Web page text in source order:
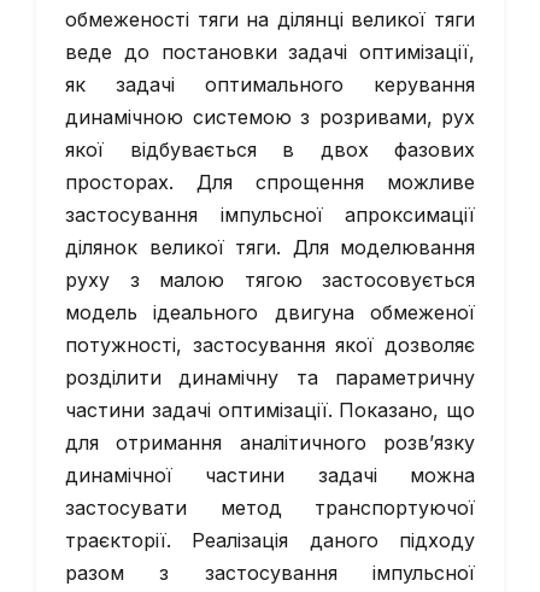
обмеженості тяги на ділянці великої тяги
веде до постановки задачі оптимізації,
як задачі оптимального керування
динамічною системою з розривами, рух
якої відбувається в двох фазових
просторах. Для спрощення можливе
застосування імпульсної апроксимації
ділянок великої тяги. Для моделювання
руху з малою тягою застосовується
модель ідеального двигуна обмеженої
потужності, застосування якої дозволяє
розділити динамічну та параметричну
частини задачі оптимізації. Показано, що
для отримання аналітичного розв’язку
динамічної частини задачі можна
застосувати метод транспортуючої
траєкторії. Реалізація даного підходу
разом з застосування імпульсної